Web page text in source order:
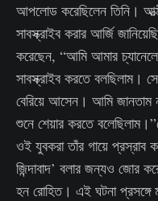
আপলোড করেছিলেন তিনি।
সাবস্ক্রাইব করার আর্জি
করেছেন, “আমি আমার
সাবস্ক্রাইব করতে বলছিলাম।
বেরিয়ে আসেন। আমি
শুনে শেয়ার করতে
ওই যুবকরা তাঁর গায়ে প্রস্রাব
জিন্দাবাদ’ বলার জন্যও জোর
হন রোহিত। এই ঘটনা প্রসঙ্গে